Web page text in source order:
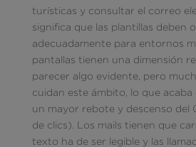
turísticas y consultar el correo
significa que las plantillas deben
adecuadamente para entornos
pantallas tienen una dimensión
parecer algo evidente, pero
cuidan este ámbito, lo que
un mayor rebote y descenso del
de clics). Los mails tienen que
texto ha de ser legible y las